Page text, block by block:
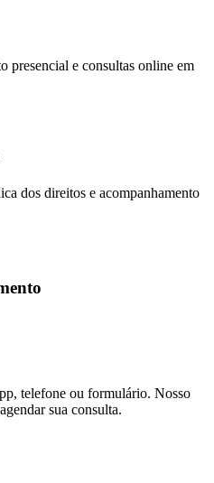
presencial e consultas online em
dos direitos e acompanhamento
telefone ou formulário. Nosso
sua consulta.